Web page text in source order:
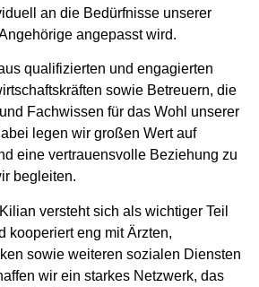
an die Bedürfnisse unserer
angepasst wird.
qualifizierten und engagierten
sowie Betreuern, die
Fachwissen für das Wohl unserer
legen wir großen Wert auf
eine vertrauensvolle Beziehung zu
begleiten.
versteht sich als wichtiger Teil
kooperiert eng mit Ärzten,
sowie weiteren sozialen Diensten
wir ein starkes Netzwerk, das